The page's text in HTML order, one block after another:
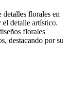
florales en
detalle artístico.
florales
destacando por su